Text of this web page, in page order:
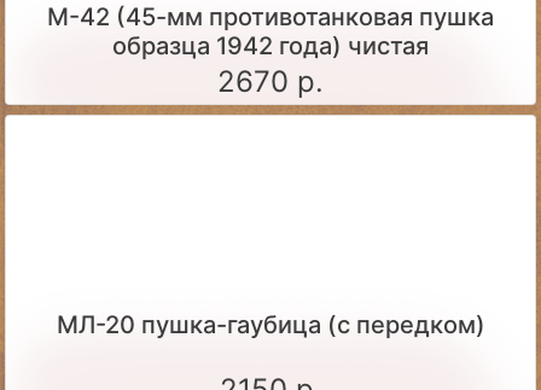
М-42 (45-мм противотанковая пушка
образца 1942 года) чистая
2670 р.
МЛ-20 пушка-гаубица (с передком)